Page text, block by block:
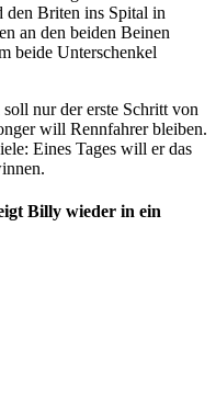
den Briten ins Spital in
an den beiden Beinen
beide Unterschenkel
nur der erste Schritt von
will Rennfahrer bleiben.
Eines Tages will er das
Billy wieder in ein